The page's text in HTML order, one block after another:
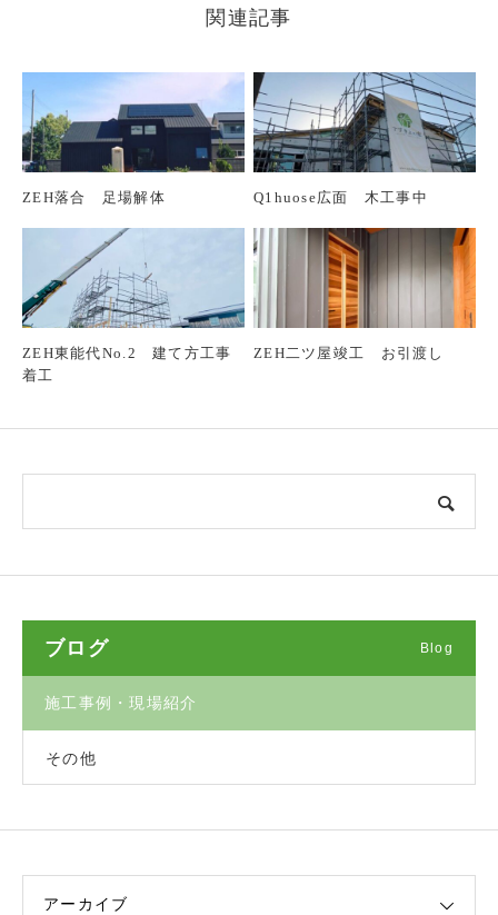
関連記事
ZEH落合 足場解体 Q1huose広面 木工事中
ZEH東能代No.2 建て方工事
着工
ZEH二ツ屋竣工 お引渡し
ブログ Blog
施工事例・現場紹介
その他
アーカイブ